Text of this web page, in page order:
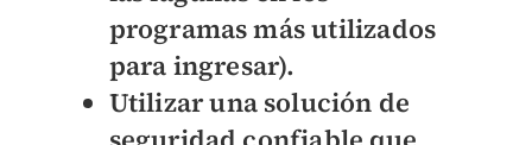
programas más utilizados
para ingresar).
Utilizar una solución de